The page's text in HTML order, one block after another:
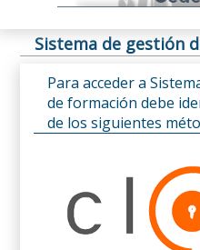
Sistema de gestión
Para acceder a
de formación debe
de los siguientes